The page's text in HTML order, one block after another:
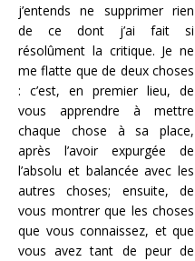
j’entends ne supprimer rien
de ce dont j’ai fait si
résolûment la critique. Je ne
me flatte que de deux choses
: c’est, en premier lieu, de
vous apprendre à mettre
chaque chose à sa place,
après l’avoir expurgée de
l’absolu et balancée avec les
autres choses; ensuite, de
vous montrer que les choses
que vous connaissez, et que
vous avez tant de peur de